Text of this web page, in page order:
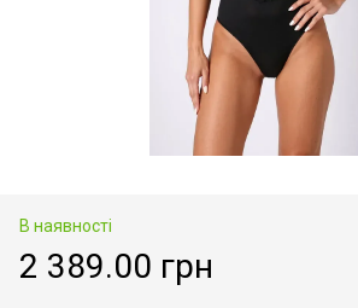
В наявності
2 389.00 грн